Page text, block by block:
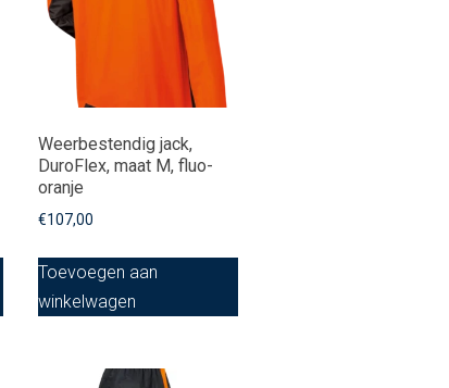
Weerbestendig jack,
DuroFlex, maat M, fluo-
oranje
€107,00
Toevoegen aan
winkelwagen